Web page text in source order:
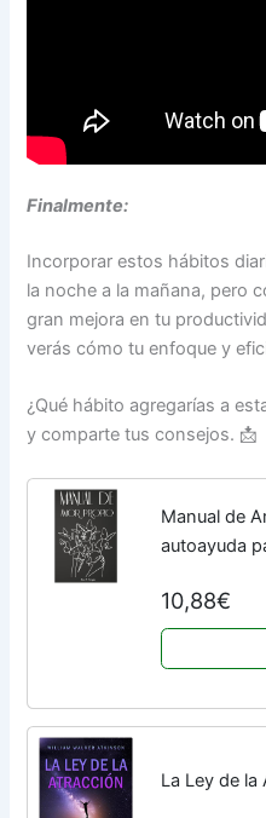
Finalmente:
Incorporar estos hábitos
la noche a la mañana, pero
gran mejora en tu
verás cómo tu enfoque y
¿Qué hábito agregarías a
y comparte tus consejos. 📩
Manual de
autoayuda
la autoestima
10,88€
La Ley de la